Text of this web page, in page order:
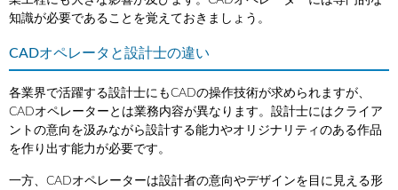
知識が必要であることを覚えておきましょう。
CADオペレータと設計士の違い
各業界で活躍する設計士にもCADの操作技術が求められますが、
CADオペレーターとは業務内容が異なります。設計士にはクライア
ントの意向を汲みながら設計する能力やオリジナリティのある作品
を作り出す能力が必要です。
一方、CADオペレーターは設計者の意向やデザインを目に見える形